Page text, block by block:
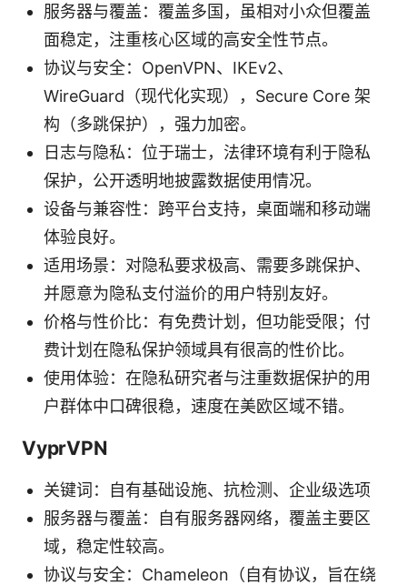
服务器与覆盖：覆盖多国，虽相对小众但覆盖
面稳定，注重核心区域的高安全性节点。
协议与安全：OpenVPN、IKEv2、
WireGuard（现代化实现），Secure Core 架
构（多跳保护），强力加密。
日志与隐私：位于瑞士，法律环境有利于隐私
保护，公开透明地披露数据使用情况。
设备与兼容性：跨平台支持，桌面端和移动端
体验良好。
适用场景：对隐私要求极高、需要多跳保护、
并愿意为隐私支付溢价的用户特别友好。
价格与性价比：有免费计划，但功能受限；付
费计划在隐私保护领域具有很高的性价比。
使用体验：在隐私研究者与注重数据保护的用
户群体中口碑很稳，速度在美欧区域不错。
VyprVPN
关键词：自有基础设施、抗检测、企业级选项
服务器与覆盖：自有服务器网络，覆盖主要区
域，稳定性较高。
协议与安全：Chameleon（自有协议，旨在绕